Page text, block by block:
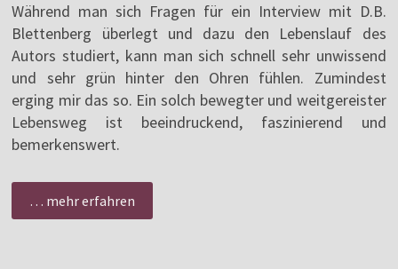
Während man sich Fragen für ein Interview mit D.B.
Blettenberg überlegt und dazu den Lebenslauf des
Autors studiert, kann man sich schnell sehr unwissend
und sehr grün hinter den Ohren fühlen. Zumindest
erging mir das so. Ein solch bewegter und weitgereister
Lebensweg ist beeindruckend, faszinierend und
bemerkenswert.
… mehr erfahren